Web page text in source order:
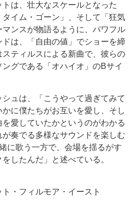
は、壮大なスケールとなった
タイム・ゴーン」、そして「狂気
ンスが物語るように、パワフル
は、「自由の値」でショーを締
ティルスによる新曲で、彼らの
グである「オハイオ」のBサイ
ュは、「こうやって過ぎてみて
に僕たちがお互いを愛し、そし
愛していたかというのがわかる
奏でる多様なサウンドを楽しむ
に歌う一方で、会場を揺るがす
したんだ」と述べている。
・フィルモア・イースト